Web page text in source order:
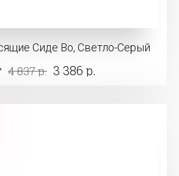
Сиде Во, Светло-Серый
4 837 р. 3 386 р.